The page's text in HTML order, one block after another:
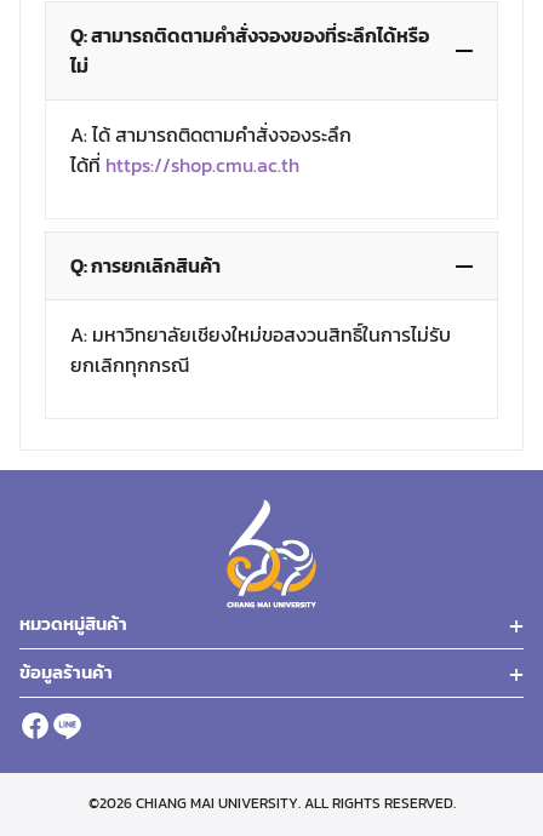
Q: สามารถติดตามคำสั่งจองของที่ระลึกได้หรือ
ไม่
A: ได้ สามารถติดตามคำสั่งจองระลึก
ได้ที่ https://shop.cmu.ac.th
Q: การยกเลิกสินค้า
A: มหาวิทยาลัยเชียงใหม่ขอสงวนสิทธิ์ในการไม่รับ
ยกเลิกทุกกรณี
หมวดหมู่สินค้า
ข้อมูลร้านค้า
©2026 CHIANG MAI UNIVERSITY. ALL RIGHTS RESERVED.